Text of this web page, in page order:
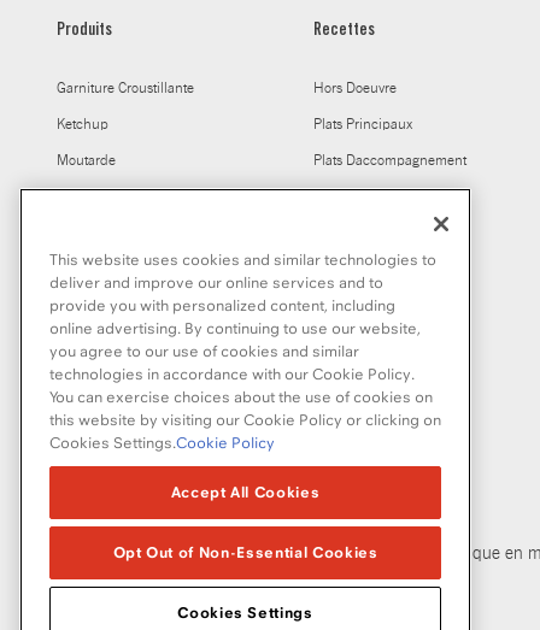
Produits
Garniture Croustillante
Ketchup
Moutarde
Melanges a sauce et melanges
Sauce worcestershire
Recettes
Hors Doeuvre
Plats Principaux
Plats Daccompagnement
© McCormick & Company, Inc. 2026
Politique de confidentialité Modalités d’utilisation Politique en
This website uses cookies and similar technologies to
deliver and improve our online services and to
provide you with personalized content, including
online advertising. By continuing to use our website,
you agree to our use of cookies and similar
technologies in accordance with our Cookie Policy.
You can exercise choices about the use of cookies on
this website by visiting our Cookie Policy or clicking on
Cookies Settings.Cookie Policy
Accept All Cookies
Opt Out of Non-Essential Cookies
Cookies Settings